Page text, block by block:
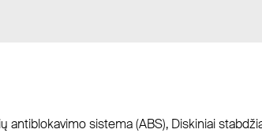
antiblokavimo sistema (ABS), Diskiniai